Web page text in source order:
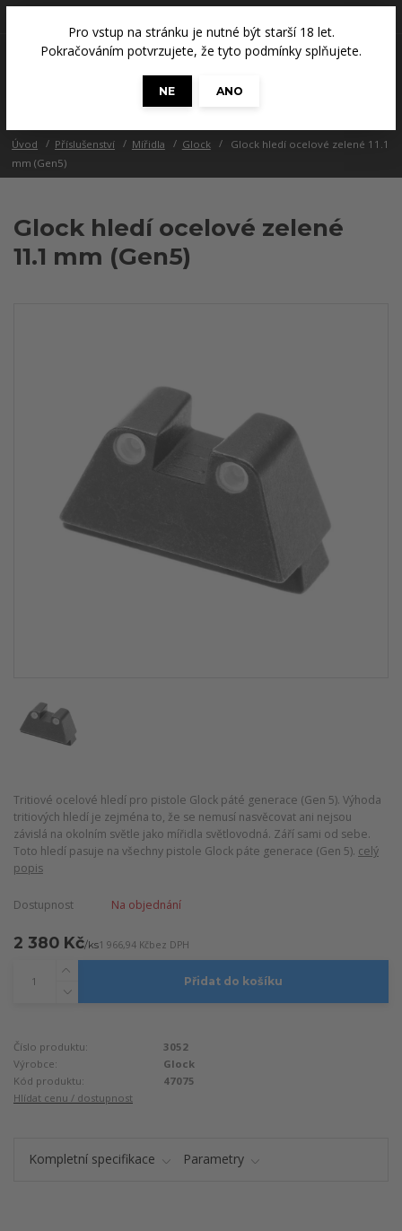
Pro vstup na stránku je nutné být starší 18 let.
Pokračováním potvrzujete, že tyto podmínky splňujete.
NE
ANO
0 Kč
Úvod Příslušenství Mířidla Glock
Glock hledí ocelové zelené 11.1
mm (Gen5)
Glock hledí ocelové zelené
11.1 mm (Gen5)
Tritiové ocelové hledí pro pistole Glock páté generace (Gen 5). Výhoda
tritiových hledí je zejména to, že se nemusí nasvěcovat ani nejsou
závislá na okolním světle jako mířidla světlovodná. Září sami od sebe.
Toto hledí pasuje na všechny pistole Glock páte generace (Gen 5). celý
popis
Dostupnost Na objednání
2 380 Kč/ks1 966,94 Kčbez DPH
Přidat do košíku
Číslo produktu:
3052
Výrobce:
Glock
Kód produktu:
47075
Hlídat cenu / dostupnost
Kompletní specifikace Parametry